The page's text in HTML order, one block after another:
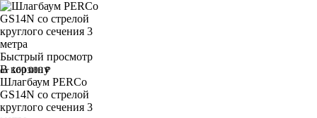
Быстрый просмотр
В корзину
от 160 000 ₽
Шлагбаум PERCo
GS14N со стрелой
круглого сечения 3